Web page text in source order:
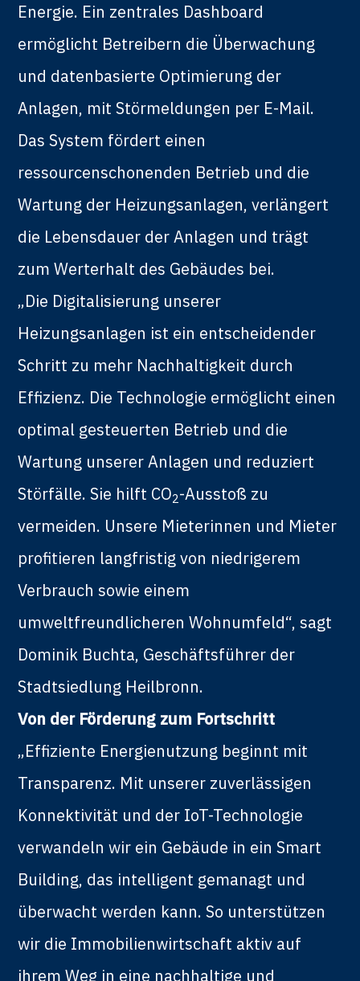
Energie. Ein zentrales Dashboard
ermöglicht Betreibern die Überwachung
und datenbasierte Optimierung der
Anlagen, mit Störmeldungen per E-Mail.
Das System fördert einen
ressourcenschonenden Betrieb und die
Wartung der Heizungsanlagen, verlängert
die Lebensdauer der Anlagen und trägt
zum Werterhalt des Gebäudes bei.
„Die Digitalisierung unserer
Heizungsanlagen ist ein entscheidender
Schritt zu mehr Nachhaltigkeit durch
Effizienz. Die Technologie ermöglicht einen
optimal gesteuerten Betrieb und die
Wartung unserer Anlagen und reduziert
Störfälle. Sie hilft CO2-Ausstoß zu
vermeiden. Unsere Mieterinnen und Mieter
profitieren langfristig von niedrigerem
Verbrauch sowie einem
umweltfreundlicheren Wohnumfeld“, sagt
Dominik Buchta, Geschäftsführer der
Stadtsiedlung Heilbronn.
Von der Förderung zum Fortschritt
„Effiziente Energienutzung beginnt mit
Transparenz. Mit unserer zuverlässigen
Konnektivität und der IoT-Technologie
verwandeln wir ein Gebäude in ein Smart
Building, das intelligent gemanagt und
überwacht werden kann. So unterstützen
wir die Immobilienwirtschaft aktiv auf
ihrem Weg in eine nachhaltige und